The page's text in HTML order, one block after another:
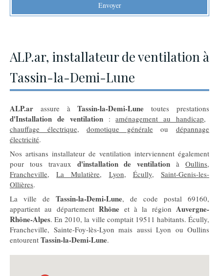
Envoyer
ALP.ar, installateur de ventilation à
Tassin-la-Demi-Lune
ALP.ar assure àTassin-la-Demi-Lune toutes prestations
d'Installation de ventilation:aménagement au handicap,
chauffage électrique,domotique généraleoudépannage
électricité.
Nos artisans installateur de ventilation interviennent également
pour tous travaux d'installation de ventilation àOullins,
Francheville,La Mulatière, Lyon, Écully,Saint-Genis-les-
Ollières.
La ville de Tassin-la-Demi-Lune, de code postal 69160,
appartient au départementRhône et à la région Auvergne-
Rhône-Alpes. En 2010, la ville comptait 19511 habitants. Écully,
Francheville, Sainte-Foy-lès-Lyon mais aussi Lyon ou Oullins
entourent Tassin-la-Demi-Lune.